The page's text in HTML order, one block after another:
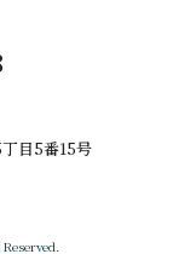
目5番15号